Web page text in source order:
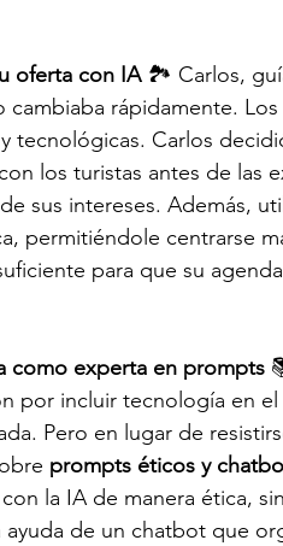
oferta con IA 🏞️ Carlos,
rápidamente.
tecnológicas. Carlos
los turistas antes de las
sus intereses. Además,
permitiéndole centrarse
para que su
como experta en prompts
por incluir tecnología en el
Pero en lugar de
prompts éticos y
la IA de manera ética,
de un chatbot que